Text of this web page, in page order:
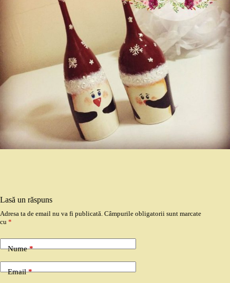
Lasă un răspuns
Adresa ta de email nu va fi publicată. Câmpurile obligatorii sunt marcate
cu *
Nume*
Email*